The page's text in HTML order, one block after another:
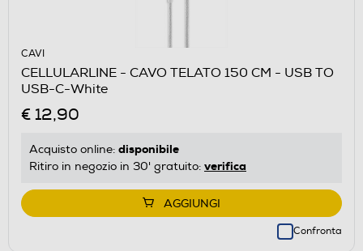
CAVI
CELLULARLINE - CAVO TELATO 150 CM - USB TO
USB-C-White
€ 12,90
Acquisto online: disponibile
Ritiro in negozio in 30' gratuito: verifica
AGGIUNGI
Confronta